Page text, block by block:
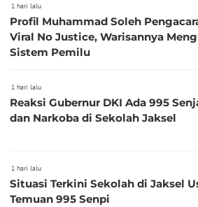
1 hari lalu
Profil Muhammad Soleh
Viral No Justice, Warisannya
Sistem Pemilu
1 hari lalu
Reaksi Gubernur DKI Ada 995 Senjata
dan Narkoba di Sekolah Jaksel
1 hari lalu
Situasi Terkini Sekolah di Jaksel
Temuan 995 Senpi